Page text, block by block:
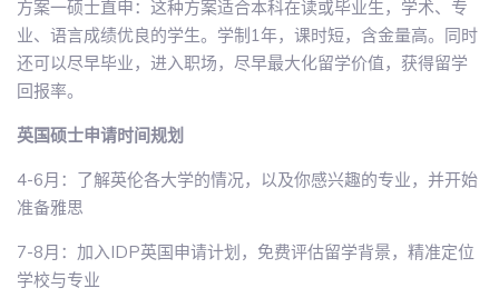
方案一硕士直申：这种方案适合本科在读或毕业生，学术、专
业、语言成绩优良的学生。学制1年，课时短，含金量高。同时
还可以尽早毕业，进入职场，尽早最大化留学价值，获得留学
回报率。
英国硕士申请时间规划
4-6月：了解英伦各大学的情况，以及你感兴趣的专业，并开始
准备雅思
7-8月：加入IDP英国申请计划，免费评估留学背景，精准定位
学校与专业